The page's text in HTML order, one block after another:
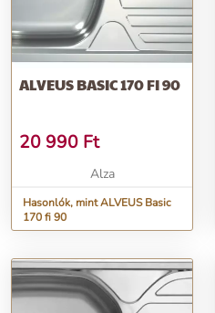
ALVEUS BASIC 170 FI 90
20 990 Ft
Alza
Hasonlók, mint ALVEUS Basic
170 fi 90